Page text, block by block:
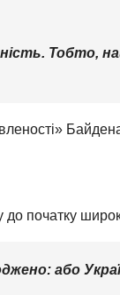
Тобто,
до початку
або